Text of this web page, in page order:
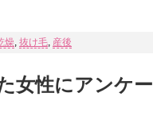
燥, 抜け毛, 産後
女性にアンケー